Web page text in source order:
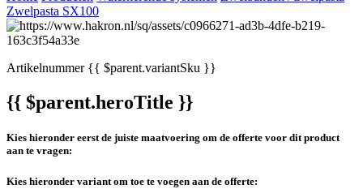
Zwelpasta SX100
Artikelnummer{{ $parent.variantSku }}
{{ $parent.heroTitle }}
Kies hieronder eerst de juiste maatvoering om de offerte voor dit product
aan te vragen:
Kies hieronder variant om toe te voegen aan de offerte: